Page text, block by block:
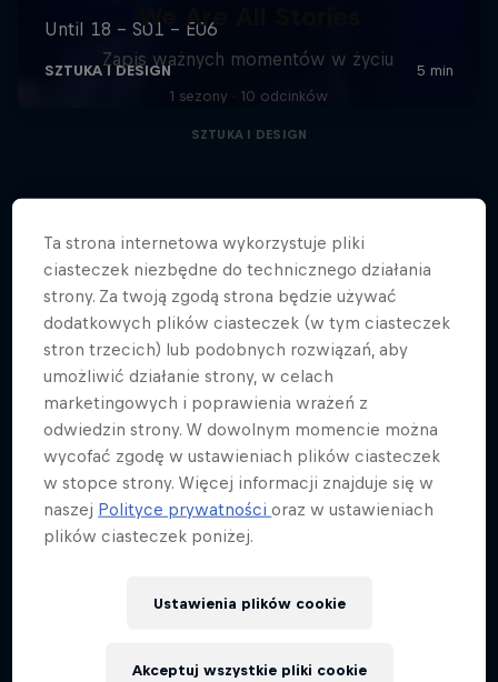
We Are All Stories
Zapis ważnych momentów w życiu
1 sezony · 10 odcinków
SZTUKA I DESIGN
prace zwycięzców poszczególnych
10 Zdjęcia
Ta strona internetowa wykorzystuje pliki
ciasteczek niezbędne do technicznego działania
strony. Za twoją zgodą strona będzie używać
dodatkowych plików ciasteczek (w tym ciasteczek
stron trzecich) lub podobnych rozwiązań, aby
umożliwić działanie strony, w celach
marketingowych i poprawienia wrażeń z
odwiedzin strony. W dowolnym momencie można
wycofać zgodę w ustawieniach plików ciasteczek
w stopce strony. Więcej informacji znajduje się w
naszej Polityce prywatnościoraz w ustawieniach
plików ciasteczek poniżej.
Ustawienia plików cookie
Akceptuj wszystkie pliki cookie